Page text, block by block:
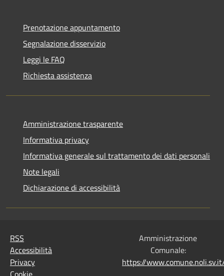
Prenotazione appuntamento
Segnalazione disservizio
Leggi le FAQ
Richiesta assistenza
Amministrazione trasparente
Informativa privacy
Informativa generale sul trattamento dei dati personali
Note legali
Dichiarazione di accessibilità
RSS
Accessibilità
Privacy
Amministrazione
Comunale:
https://